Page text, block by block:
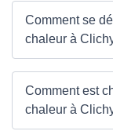
Comment se
chaleur à
Comment est
chaleur à